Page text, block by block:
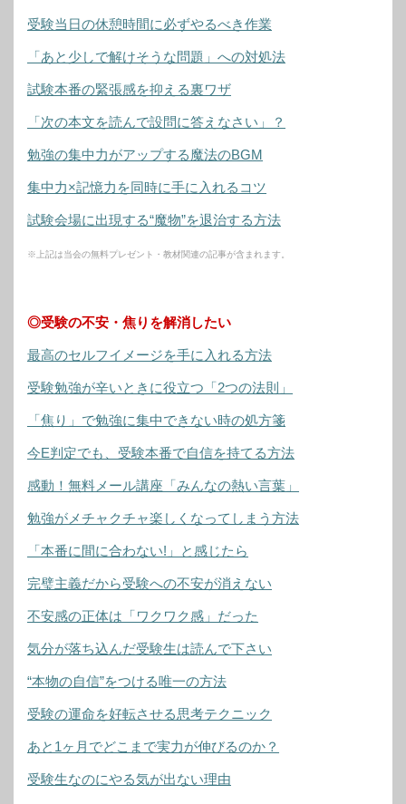
受験当日の休憩時間に必ずやるべき作業
「あと少しで解けそうな問題」への対処法
試験本番の緊張感を抑える裏ワザ
「次の本文を読んで設問に答えなさい」？
勉強の集中力がアップする魔法のBGM
集中力×記憶力を同時に手に入れるコツ
試験会場に出現する“魔物”を退治する方法
※上記は当会の無料プレゼント・教材関連の記事が含まれます。
◎受験の不安・焦りを解消したい
最高のセルフイメージを手に入れる方法
受験勉強が辛いときに役立つ「2つの法則」
「焦り」で勉強に集中できない時の処方箋
今E判定でも、受験本番で自信を持てる方法
感動！無料メール講座「みんなの熱い言葉」
勉強がメチャクチャ楽しくなってしまう方法
「本番に間に合わない!」と感じたら
完璧主義だから受験への不安が消えない
不安感の正体は「ワクワク感」だった
気分が落ち込んだ受験生は読んで下さい
“本物の自信”をつける唯一の方法
受験の運命を好転させる思考テクニック
あと1ヶ月でどこまで実力が伸びるのか？
受験生なのにやる気が出ない理由